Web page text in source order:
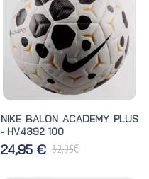
NIKE BALON ACADEMY PLUS
- HV4392 100
24,95 € 32,95€